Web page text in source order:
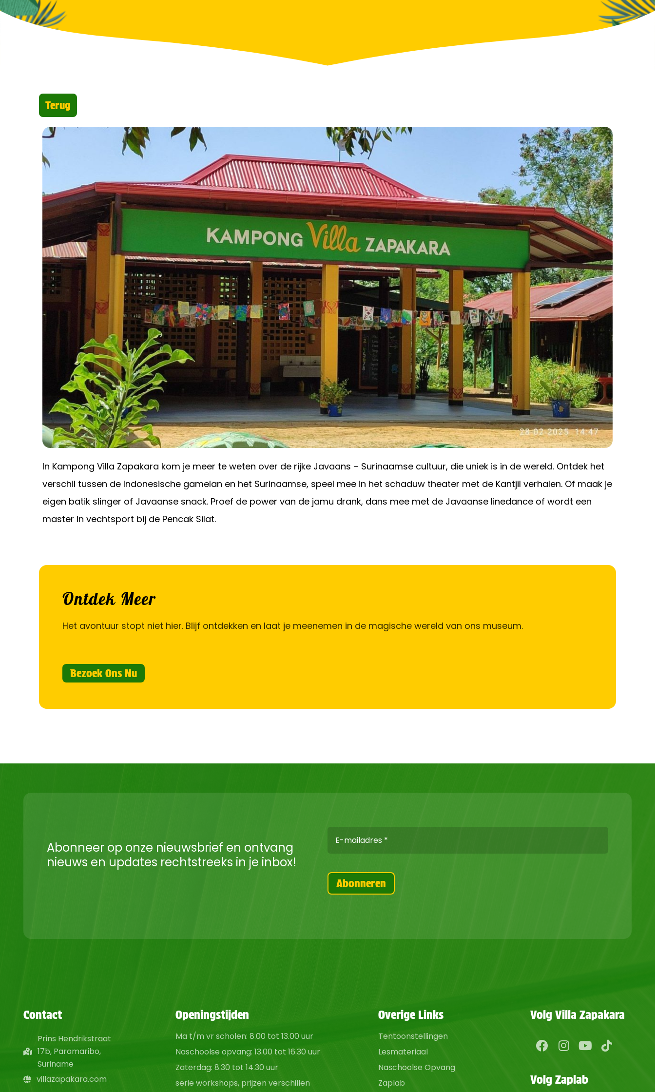
Terug
In Kampong Villa Zapakara kom je meer te weten over de rijke Javaans – Surinaamse cultuur, die uniek is in de wereld. Ontdek het
verschil tussen de Indonesische gamelan en het Surinaamse, speel mee in het schaduw theater met de Kantjil verhalen. Of maak je
eigen batik slinger of Javaanse snack. Proef de power van de jamu drank, dans mee met de Javaanse linedance of wordt een
master in vechtsport bij de Pencak Silat.
Ontdek Meer
Het avontuur stopt niet hier. Blijf ontdekken en laat je meenemen in de magische wereld van ons museum.
Bezoek Ons Nu
Abonneer op onze nieuwsbrief en ontvang
nieuws en updates rechtstreeks in je inbox!
Contact
Prins Hendrikstraat
17b, Paramaribo,
Suriname
villazapakara.com
Openingstijden
Ma t/m vr scholen: 8.00 tot 13.00 uur
Naschoolse opvang: 13.00 tot 16.30 uur
Zaterdag: 8.30 tot 14.30 uur
serie workshops, prijzenverschillen
Overige Links
Tentoonstellingen
Lesmateriaal
Naschoolse Opvang
Zaplab
Volg Villa Zapakara
Volg Zaplab